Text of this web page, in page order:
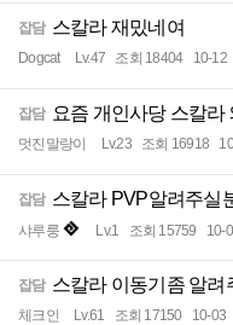
잡담 스칼라 재밌네여
Dogcat Lv.47 조회 18404 10-12
잡담 요즘 개인사당 스칼라
멋진말랑이 Lv.23 조회 16918
잡담 스칼라 PVP알려주실
샤루룽 Lv.1 조회 15759 10-
잡담 스칼라 이동기좀 알려
체크인 Lv.61 조회 17150 10-03